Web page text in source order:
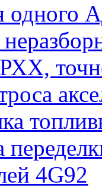
одного
4G92